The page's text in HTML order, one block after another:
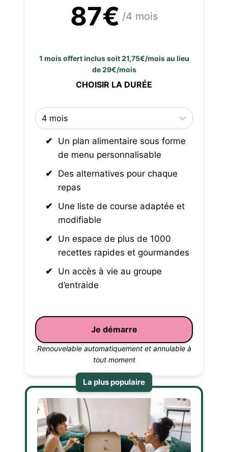
87€ /4 mois
1 mois offert inclus soit 21,75€/mois au lieu
de 29€/mois
CHOISIR LA DURÉE
Un plan alimentaire sous forme
de menu personnalisable
Des alternatives pour chaque
repas
Une liste de course adaptée et
modifiable
Un espace de plus de 1000
recettes rapides et gourmandes
Un accès à vie au groupe
d’entraide
Je démarre
Renouvelable automatiquement et annulable à
tout moment